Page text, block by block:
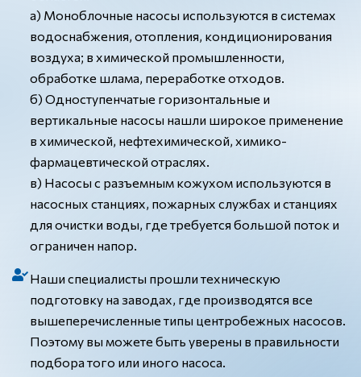
а) Моноблочные насосы используются в системах
водоснабжения, отопления, кондиционирования
воздуха; в химической промышленности,
обработке шлама, переработке отходов.
б) Одноступенчатые горизонтальные и
вертикальные насосы нашли широкое применение
в химической, нефтехимической, химико-
фармацевтической отраслях.
в) Насосы с разъемным кожухом используются в
насосных станциях, пожарных службах и станциях
для очистки воды, где требуется большой поток и
ограничен напор.
Наши специалисты прошли техническую
подготовку на заводах, где производятся все
вышеперечисленные типы центробежных насосов.
Поэтому вы можете быть уверены в правильности
подбора того или иного насоса.